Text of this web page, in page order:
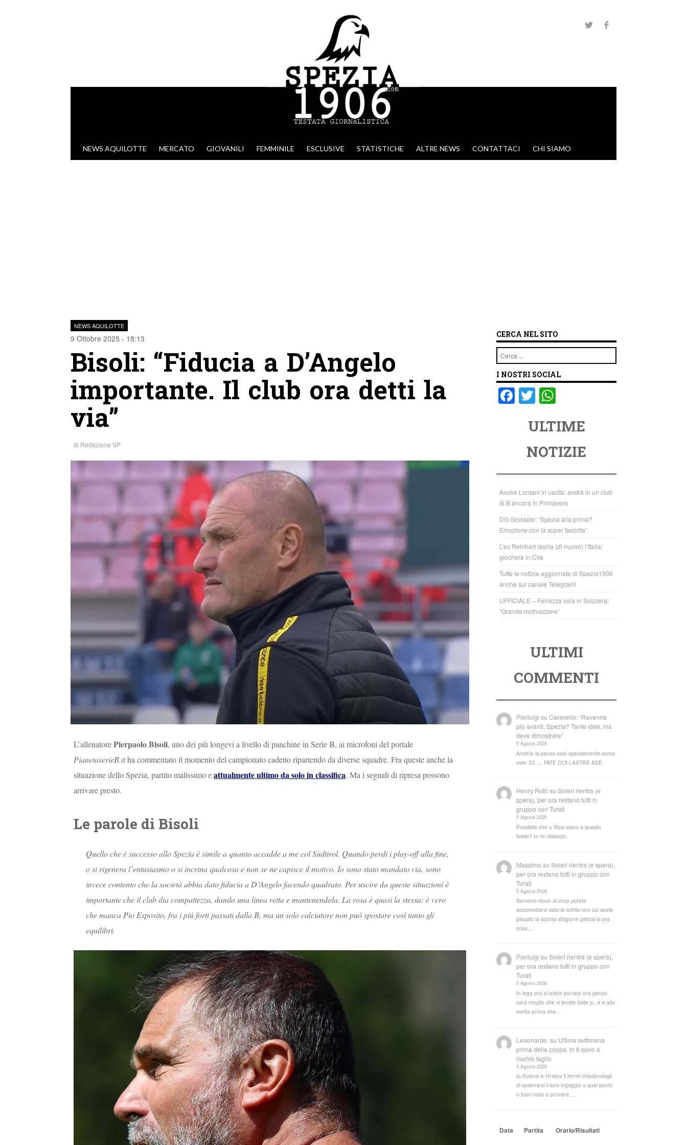
VAI AL CONTENUTO
NEWS AQUILOTTE MERCATO GIOVANILI FEMMINILE ESCLUSIVE STATISTICHE ALTRE NEWS CONTATTACI CHI SIAMO
NEWS AQUILOTTE
9 Ottobre 2025 - 18:13
Bisoli: “Fiducia a D’Angelo
importante. Il club ora detti la
via”
di Redazione SP
L’allenatorePierpaolo Bisoli, uno dei più longevi a livello di panchine in Serie B, ai microfoni del portale
PianetaserieB.itha commentato il momento del campionato cadetto ripartendo da diverse squadre. Fra queste anche la
situazione dello Spezia, partito malissimo eattualmente ultimo da solo in classifica. Ma i segnali di ripresa possono
arrivare presto.
Le parole di Bisoli
Quello che è successo allo Spezia è simile a quanto accadde a me col Südtirol. Quando perdi i play-off alla fine,
o si rigenera l’entusiasmo o si incrina qualcosa e non se ne capisce il motivo. Io sono stato mandato via, sono
invece contento che la società abbia dato fiducia a D’Angelo facendo quadrato. Per uscire da queste situazioni è
importante che il club dia compattezza, dando una linea retta e mantenendola. La rosa è quasi la stessa: è vero
che manca Pio Esposito, fra i più forti passati dalla B, ma un solo calciatore non può spostare così tanto gli
equilibri.
CERCA NEL SITO
Cerca
I NOSTRI SOCIAL
F
o
o
k
T
tt
er
at
s
A
p
p
ULTIME
NOTIZIE
Anche Lontani in uscita: andrà in un club
di B ancora in Primavera
DG Grosseto: “Spezia alla prima?
Emozione con la super favorita”
L’ex Reinhart lascia (di nuovo) l’Italia:
giocherà in Cile
Tutte le notizie aggiornate di Spezia1906
anche sul canale Telegram!
UFFICIALE – Ferrazza vola in Svizzera:
“Grande motivazione”
ULTIMI
COMMENTI
Pierluigi suCaravello: “Ravenna
più avanti. Spezia? Tante idee, ma
deve dimostrare”
5 Agosto 2026
Anch'io la penso così specialmente come
over 33..... FATE DOI LASTRE ASE
Henry Roth suSoleri rientra (e
spera), per ora restano tutti in
gruppo con Turati
5 Agosto 2026
Possibile che u tifosi siano a questo
livello? Io mi dissocio.
Massimo suSoleri rientra (e spera),
per ora restano tutti in gruppo con
Turati
5 Agosto 2026
Servono cloun al circo potete
accomodarvi visto lo schifo con cui avete
giocato la scorsa stagione pietosi e ora
cosa…
Pierluigi suSoleri rientra (e spera),
per ora restano tutti in gruppo con
Turati
5 Agosto 2026
In lega pro ci avete portato ora penso
sarà meglio che vi levate dalle p...e e alla
svelta prima che…
Leoonardo. su Ultima settimana
prima della coppa. In 6 sono a
rischio taglio
4 Agosto 2026
Io Solerei e Hristov li terrei chiedendogli
di spalmarsi il loro ingaggio a quel punto
o fuori rosa o provare…
Data Partita Orario/Risultati